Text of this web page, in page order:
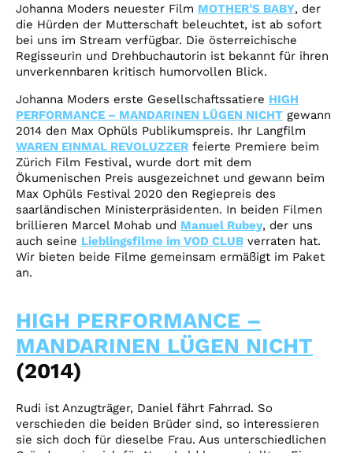
Johanna Moders neuester Film MOTHER’S BABY, der
die Hürden der Mutterschaft beleuchtet, ist ab sofort
bei uns im Stream verfügbar. Die österreichische
Regisseurin und Drehbuchautorin ist bekannt für ihren
unverkennbaren kritisch humorvollen Blick.
Johanna Moders erste Gesellschaftssatiere HIGH
PERFORMANCE – MANDARINEN LÜGEN NICHT gewann
2014 den Max Ophüls Publikumspreis. Ihr Langfilm
WAREN EINMAL REVOLUZZER feierte Premiere beim
Zürich Film Festival, wurde dort mit dem
Ökumenischen Preis ausgezeichnet und gewann beim
Max Ophüls Festival 2020 den Regiepreis des
saarländischen Ministerpräsidenten. In beiden Filmen
brillieren Marcel Mohab und Manuel Rubey, der uns
auch seine Lieblingsfilme im VOD CLUB verraten hat.
Wir bieten beide Filme gemeinsam ermäßigt im Paket
an.
HIGH PERFORMANCE –
MANDARINEN LÜGEN NICHT
(2014)
Rudi ist Anzugträger, Daniel fährt Fahrrad. So
verschieden die beiden Brüder sind, so interessieren
sie sich doch für dieselbe Frau. Aus unterschiedlichen